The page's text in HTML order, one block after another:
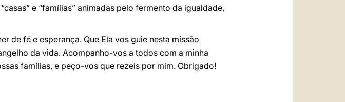
e “famílias” animadas pelo fermento da igualdade,
de fé e esperança. Que Ela vos guie nesta missão
da vida. Acompanho-vos a todos com a minha
famílias, e peço-vos que rezeis por mim. Obrigado!